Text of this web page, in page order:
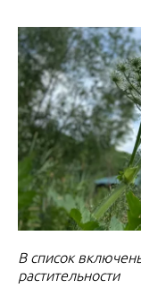
В список
растительности